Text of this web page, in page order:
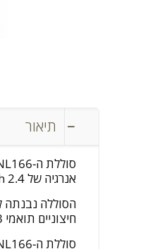
תיאור
אנרגיה של 2.4 Wh לכל טעינה.
חיצוניים תואמי CR123 ו-RCR123 הקיימים בשוק.
סוללת ה-NL166 מתאימה לצלמים המשתמשים בציוד CR123, לאנשי שטח שנסמכים על פנסיהם, ולכל מי שמחפש חלופה נטענת אמינה לסוללות CR123 חד-פעמיות.